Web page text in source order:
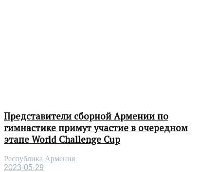
Представители сборной Армении по
гимнастике примут участие в очередном
этапе World Challenge Cup
Республика Армения
2023-05-29